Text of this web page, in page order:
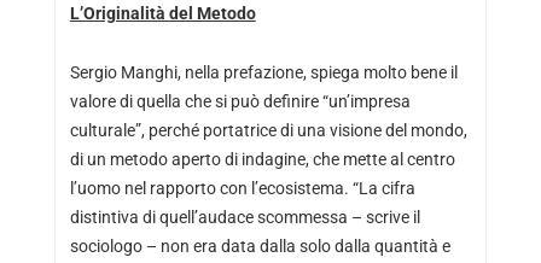
L’Originalità del Metodo
Sergio Manghi, nella prefazione, spiega molto bene il
valore di quella che si può definire “un’impresa
culturale”, perché portatrice di una visione del mondo,
di un metodo aperto di indagine, che mette al centro
l’uomo nel rapporto con l’ecosistema. “La cifra
distintiva di quell’audace scommessa – scrive il
sociologo – non era data dalla solo dalla quantità e